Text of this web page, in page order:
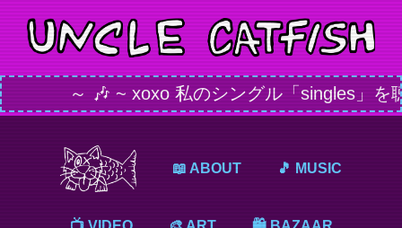
～ 🎶 ~ xoxo 私のシングル「singles」を
📖 ABOUT 🎵 MUSIC